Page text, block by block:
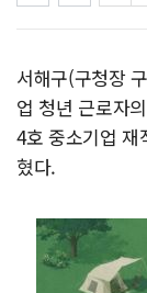
서해구(구청장
업 청년 근로자
4호 중소기업 재
혔다.